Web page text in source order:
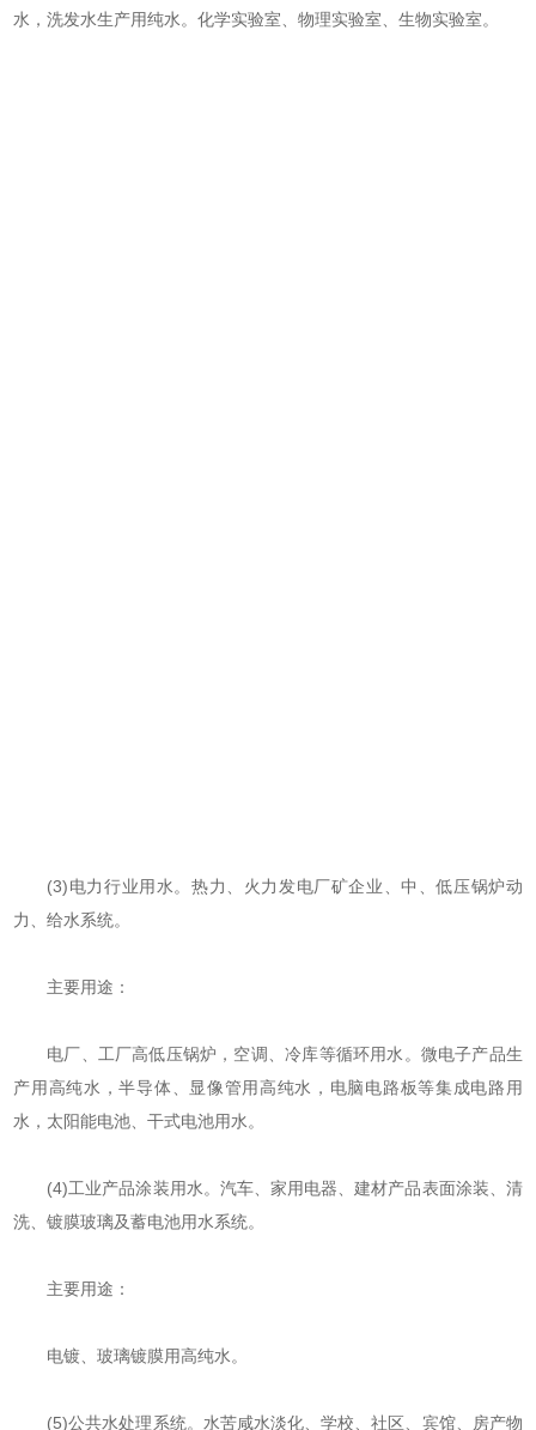
水，洗发水生产用纯水。化学实验室、物理实验室、生物实验室。
(3)电力行业用水。热力、火力发电厂矿企业、中、低压锅炉动
力、给水系统。
主要用途：
电厂、工厂高低压锅炉，空调、冷库等循环用水。微电子产品生
产用高纯水，半导体、显像管用高纯水，电脑电路板等集成电路用
水，太阳能电池、干式电池用水。
(4)工业产品涂装用水。汽车、家用电器、建材产品表面涂装、清
洗、镀膜玻璃及蓄电池用水系统。
主要用途：
电镀、玻璃镀膜用高纯水。
(5)公共水处理系统。水苦咸水淡化、学校、社区、宾馆、房产物